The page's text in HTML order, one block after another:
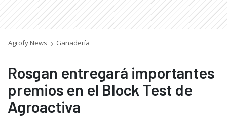
Agrofy News Ganadería
Rosgan entregará importantes
premios en el Block Test de
Agroactiva